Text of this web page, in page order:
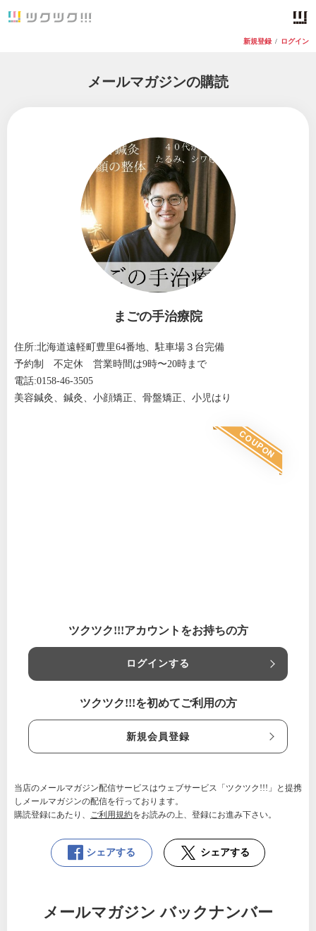
新規登録 / ログイン
メールマガジンの購読
まごの手治療院
住所:北海道遠軽町豊里64番地、駐車場３台完備
予約制 不定休 営業時間は9時〜20時まで
電話:0158-46-3505
美容鍼灸、鍼灸、小顔矯正、骨盤矯正、小児はり
するので、僕のプライベートな話
題もたまには書いてます。よかっ
たら繋がってもらって、日々をウ
キウキワクワクにしていきましょ
う♬
北海道
ご予約時またはご入店時、スタッフにクーポン画面のプリ
ントアウトかスマートフォンのクーポン画面をお見せ下さ
COUPON
ツクツク!!!アカウントをお持ちの方
ログインする
ツクツク!!!を初めてご利用の方
新規会員登録
当店のメールマガジン配信サービスはウェブサービス「ツクツク!!!」と提携
しメールマガジンの配信を行っております。
購読登録にあたり、 ご利用規約をお読みの上、登録にお進み下さい。
シェアする シェアする
メールマガジン バックナンバー